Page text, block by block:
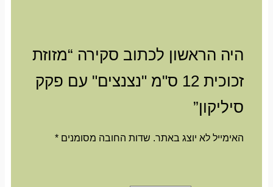
היה הראשון לכתוב סקירה “מזוזת
זכוכית 12 ס"מ "נצנצים" עם פקק
סיליקון”
האימייל לא יוצג באתר. שדות החובה מסומנים*